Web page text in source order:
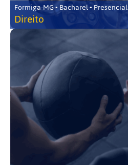
Formiga-MG • Bacharel • Presencial
Direito